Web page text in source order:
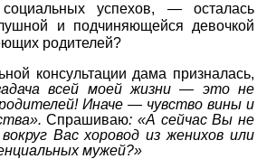
успехов, — осталась
и подчиняющейся девочкой
родителей?
консультации дама призналась,
всей моей жизни — это не
Иначе — чувство вины и
Спрашиваю: «А сейчас Вы не
Вас хоровод из женихов или
мужей?»